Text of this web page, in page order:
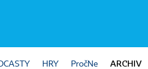
HRY PročNe ARCHIV